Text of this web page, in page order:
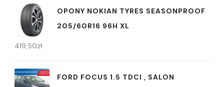
OPONY NOKIAN TYRES SEASONPROOF
205/60R16 96H XL
419,50zł
FORD FOCUS 1.5 TDCI , SALON